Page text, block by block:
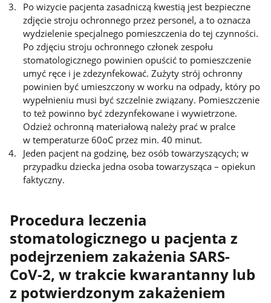
Po wizycie pacjenta zasadniczą kwestią jest bezpieczne
zdjęcie stroju ochronnego przez personel, a to oznacza
wydzielenie specjalnego pomieszczenia do tej czynności.
Po zdjęciu stroju ochronnego członek zespołu
stomatologicznego powinien opuścić to pomieszczenie
umyć ręce i je zdezynfekować. Zużyty strój ochronny
powinien być umieszczony w worku na odpady, który po
wypełnieniu musi być szczelnie związany. Pomieszczenie
to też powinno być zdezynfekowane i wywietrzone.
Odzież ochronną materiałową należy prać w pralce
w temperaturze 60oC przez min. 40 minut.
Jeden pacjent na godzinę, bez osób towarzyszących; w
przypadku dziecka jedna osoba towarzysząca – opiekun
faktyczny.
Procedura leczenia
stomatologicznego u pacjenta z
podejrzeniem zakażenia SARS-
CoV-2, w trakcie kwarantanny lub
z potwierdzonym zakażeniem